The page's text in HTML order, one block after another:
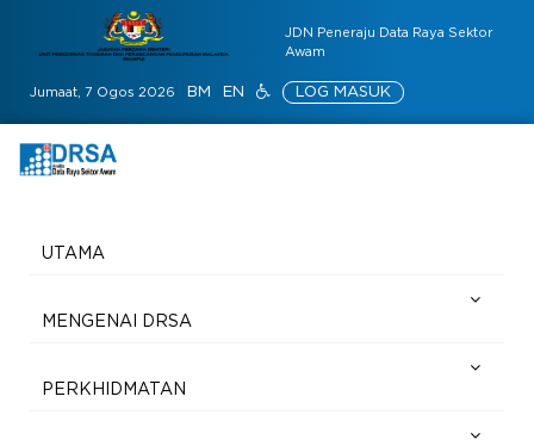
JDN Peneraju Data Raya Sektor
Awam
Jumaat, 7 Ogos 2026 BM EN LOG MASUK
UTAMA
MENGENAI DRSA
PERKHIDMATAN